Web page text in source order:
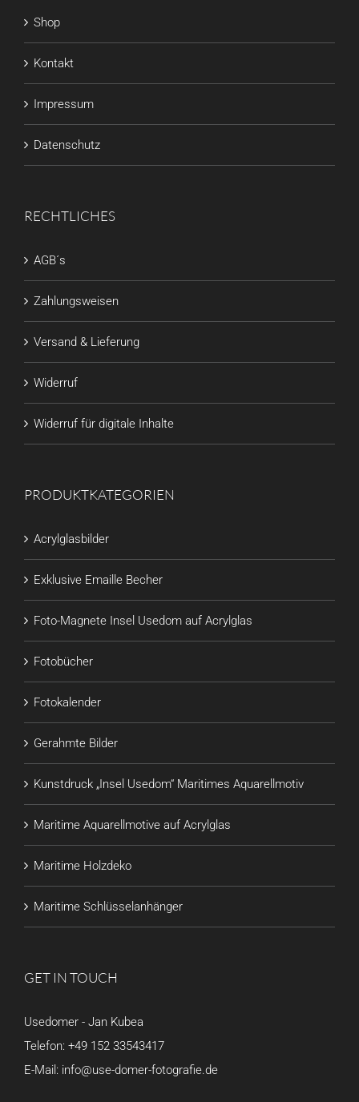
Shop
Kontakt
Impressum
Datenschutz
RECHTLICHES
AGB´s
Zahlungsweisen
Versand & Lieferung
Widerruf
Widerruf für digitale Inhalte
PRODUKTKATEGORIEN
Acrylglasbilder
Exklusive Emaille Becher
Foto-Magnete Insel Usedom auf Acrylglas
Fotobücher
Fotokalender
Gerahmte Bilder
Kunstdruck „Insel Usedom“ Maritimes Aquarellmotiv
Maritime Aquarellmotive auf Acrylglas
Maritime Holzdeko
Maritime Schlüsselanhänger
GET IN TOUCH
Usedomer - Jan Kubea
Telefon: +49 152 33543417
E-Mail: info@use-domer-fotografie.de